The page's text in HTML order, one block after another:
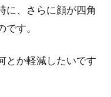
に、さらに顔が四角
す。
とか軽減したいです